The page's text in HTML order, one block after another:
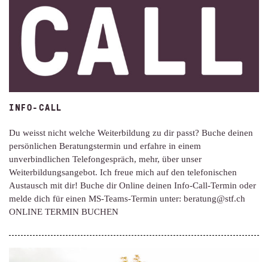
INFO-CALL
Du weisst nicht welche Weiterbildung zu dir passt? Buche deinen
persönlichen Beratungstermin und erfahre in einem
unverbindlichen Telefongespräch, mehr, über unser
Weiterbildungsangebot. Ich freue mich auf den telefonischen
Austausch mit dir! Buche dir Online deinen Info-Call-Termin oder
melde dich für einen MS-Teams-Termin unter: beratung@stf.ch
ONLINE TERMIN BUCHEN